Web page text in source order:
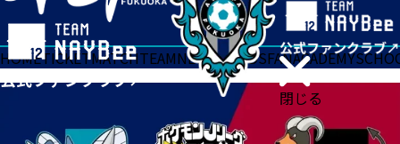
閉じる
HOMETICKETMATCHTEAMNEWSGOODSFANACADEMY